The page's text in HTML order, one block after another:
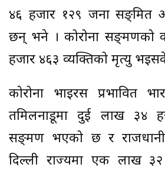
४६ हजार १२९ जना सङ्क्रमित
छन् भने । कोरोना सङ्क्रमणको
हजार ४६३ व्यक्तिको मृत्यु
कोरोना भाइरस प्रभावित
तमिलनाडूमा दुई लाख ३४
सङ्क्रमण भएको छ र
दिल्ली राज्यमा एक लाख